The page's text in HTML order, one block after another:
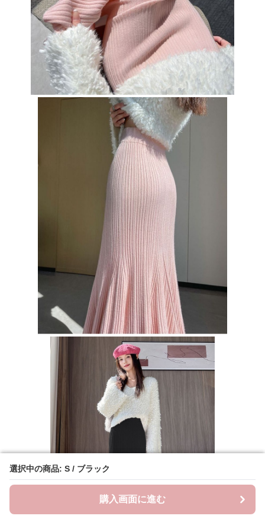
選択中の商品: S / ブラック
購入画面に進む
選択中の商品: S / ブラック
購入画面に進む